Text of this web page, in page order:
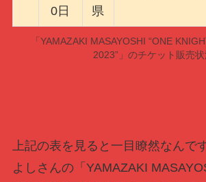
0日
県
「YAMAZAKI MASAYOSHI “ONE
2023”」のチケット販売状
上記の表を見ると一目瞭然なんで
よしさんの「YAMAZAKI